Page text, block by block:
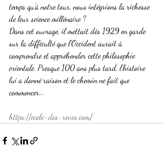
temps qu’à notre tour, nous intégrions la richesse
de leur science millénaire ?
Dans cet ouvrage, il mettait dès 1929 en garde
sur la difficulté que l’Occident aurait à
comprendre et appréhender cette philosophie
orientale. Presque 100 ans plus tard, l’histoire
lui a donné raison et le chemin ne fait que
commencer...
https://ecole-des-reves.com/